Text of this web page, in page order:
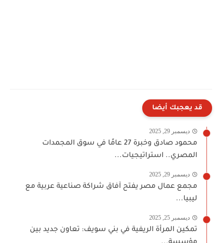
قد يعجبك أيضا
ديسمبر 29, 2025
محمود صادق وخبرة 27 عامًا في سوق المجمدات
المصري.. استراتيجيات...
ديسمبر 29, 2025
مجمع عمال مصر يفتح آفاق شراكة صناعية عربية مع
ليبيا...
ديسمبر 25, 2025
تمكين المرأة الريفية في بني سويف: تعاون جديد بين